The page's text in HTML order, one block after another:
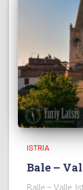
ISTRIA
Bale –
Balle – Valle,